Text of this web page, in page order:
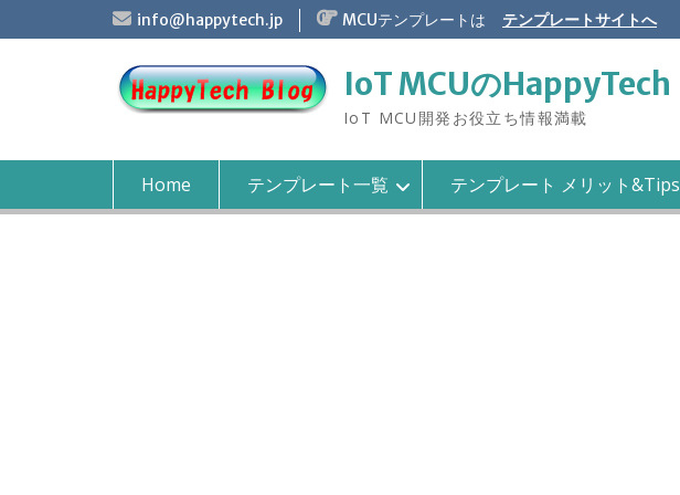
k
t
info@happytech.jp MCUテンプレートは テンプレートサイトへ
IoT MCUのHappyTech
IoT MCU開発お役立ち情報満載
Home テンプレート一覧 テンプレート メリット&Tips